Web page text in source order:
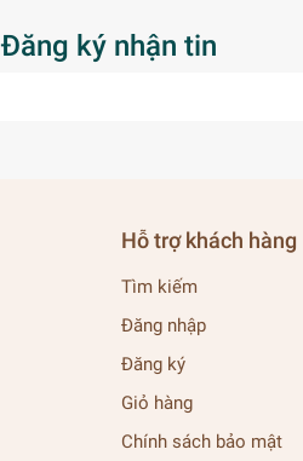
Đăng ký nhận tin
Hỗ trợ khách hàng
Tìm kiếm
Đăng nhập
Đăng ký
Giỏ hàng
Chính sách bảo mật